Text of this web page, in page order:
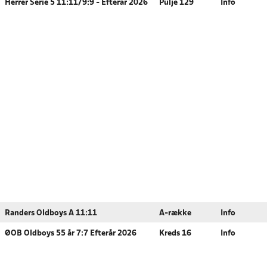
Herrer Serie 5 11:11/9:9 - Efterår 2026 Pulje 129 Info
Randers Oldboys A 11:11 A-række Info
ØOB Oldboys 55 år 7:7 Efterår 2026 Kreds 16 Info